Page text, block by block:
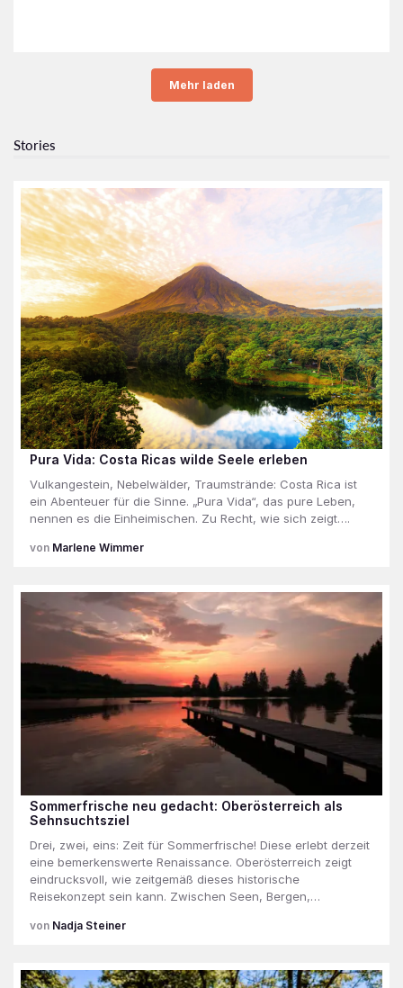
Mehr laden
Stories
Pura Vida: Costa Ricas wilde Seele erleben
Vulkangestein, Nebelwälder, Traumstrände: Costa Rica ist
ein Abenteuer für die Sinne. „Pura Vida“, das pure Leben,
nennen es die Einheimischen. Zu Recht, wie sich zeigt….
Marlene Wimmer
Sommerfrische neu gedacht: Oberösterreich als
Sehnsuchtsziel
Drei, zwei, eins: Zeit für Sommerfrische! Diese erlebt derzeit
eine bemerkenswerte Renaissance. Oberösterreich zeigt
eindrucksvoll, wie zeitgemäß dieses historische
Reisekonzept sein kann. Zwischen Seen, Bergen,…
Nadja Steiner